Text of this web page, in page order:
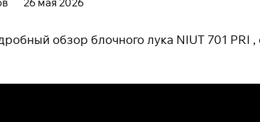
26 мая 2026
обзор блочного лука NIUT 701 PRI